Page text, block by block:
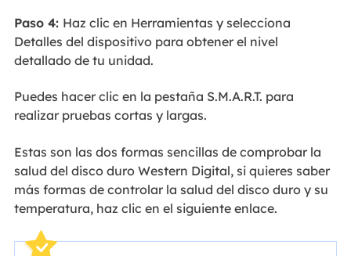
Paso 4: Haz clic en Herramientas y selecciona
Detalles del dispositivo para obtener el nivel
detallado de tu unidad.
Puedes hacer clic en la pestaña S.M.A.R.T. para
realizar pruebas cortas y largas.
Estas son las dos formas sencillas de comprobar la
salud del disco duro Western Digital, si quieres saber
más formas de controlar la salud del disco duro y su
temperatura, haz clic en el siguiente enlace.